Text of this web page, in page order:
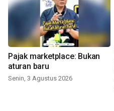
Pajak marketplace: Bukan
aturan baru
Senin, 3 Agustus 2026